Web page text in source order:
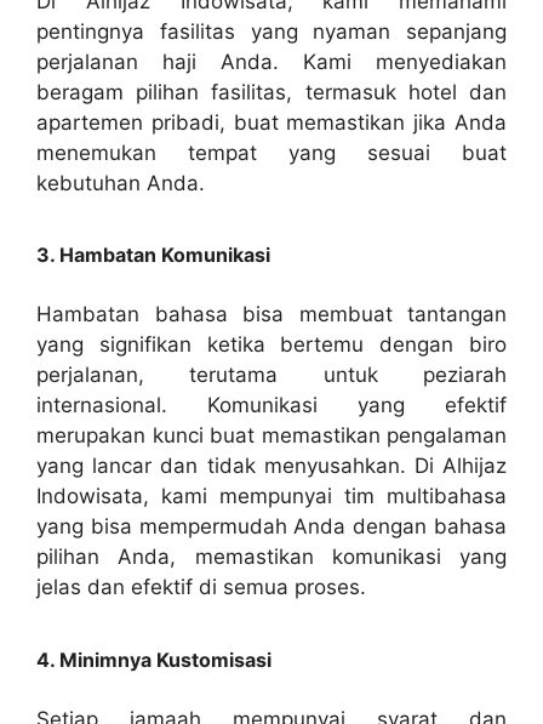
pentingnya fasilitas yang nyaman sepanjang
perjalanan haji Anda. Kami menyediakan
beragam pilihan fasilitas, termasuk hotel dan
apartemen pribadi, buat memastikan jika Anda
menemukan tempat yang sesuai buat
kebutuhan Anda.
3. Hambatan Komunikasi
Hambatan bahasa bisa membuat tantangan
yang signifikan ketika bertemu dengan biro
perjalanan, terutama untuk peziarah
internasional. Komunikasi yang efektif
merupakan kunci buat memastikan pengalaman
yang lancar dan tidak menyusahkan. Di Alhijaz
Indowisata, kami mempunyai tim multibahasa
yang bisa mempermudah Anda dengan bahasa
pilihan Anda, memastikan komunikasi yang
jelas dan efektif di semua proses.
4. Minimnya Kustomisasi
Setiap jamaah mempunyai syarat dan